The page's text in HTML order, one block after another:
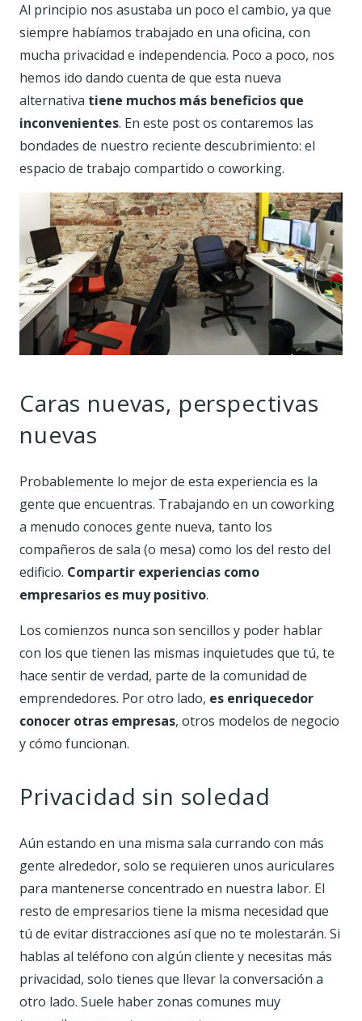
Al principio nos asustaba un poco el cambio, ya que
siempre habíamos trabajado en una oficina, con
mucha privacidad e independencia. Poco a poco, nos
hemos ido dando cuenta de que esta nueva
alternativa tiene muchos más beneficios que
inconvenientes. En este post os contaremos las
bondades de nuestro reciente descubrimiento: el
espacio de trabajo compartido o coworking.
Caras nuevas, perspectivas
nuevas
Probablemente lo mejor de esta experiencia es la
gente que encuentras. Trabajando en un coworking
a menudo conoces gente nueva, tanto los
compañeros de sala (o mesa) como los del resto del
edificio. Compartir experiencias como
empresarios es muy positivo.
Los comienzos nunca son sencillos y poder hablar
con los que tienen las mismas inquietudes que tú, te
hace sentir de verdad, parte de la comunidad de
emprendedores. Por otro lado, es enriquecedor
conocer otras empresas, otros modelos de negocio
y cómo funcionan.
Privacidad sin soledad
Aún estando en una misma sala currando con más
gente alrededor, solo se requieren unos auriculares
para mantenerse concentrado en nuestra labor. El
resto de empresarios tiene la misma necesidad que
tú de evitar distracciones así que no te molestarán. Si
hablas al teléfono con algún cliente y necesitas más
privacidad, solo tienes que llevar la conversación a
otro lado. Suele haber zonas comunes muy